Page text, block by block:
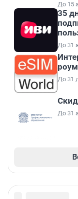
До 15
35
До 31
До 31
До 31